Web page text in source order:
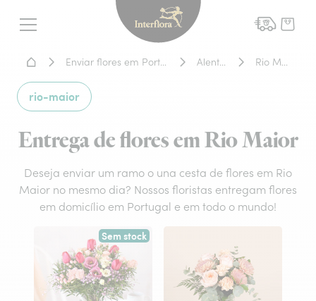
Menu
Interflora - entrega de
Home - Entrega de flores
Enviar flores em Portugal Alentejo
rio-maior
Entrega de flores em Rio Maior
Deseja enviar um ramo o una cesta de flores em Rio
Maior no mesmo dia? Nossos floristas entregam flores
em domicílio em Portugal e em todo o mundo!
Sem stock